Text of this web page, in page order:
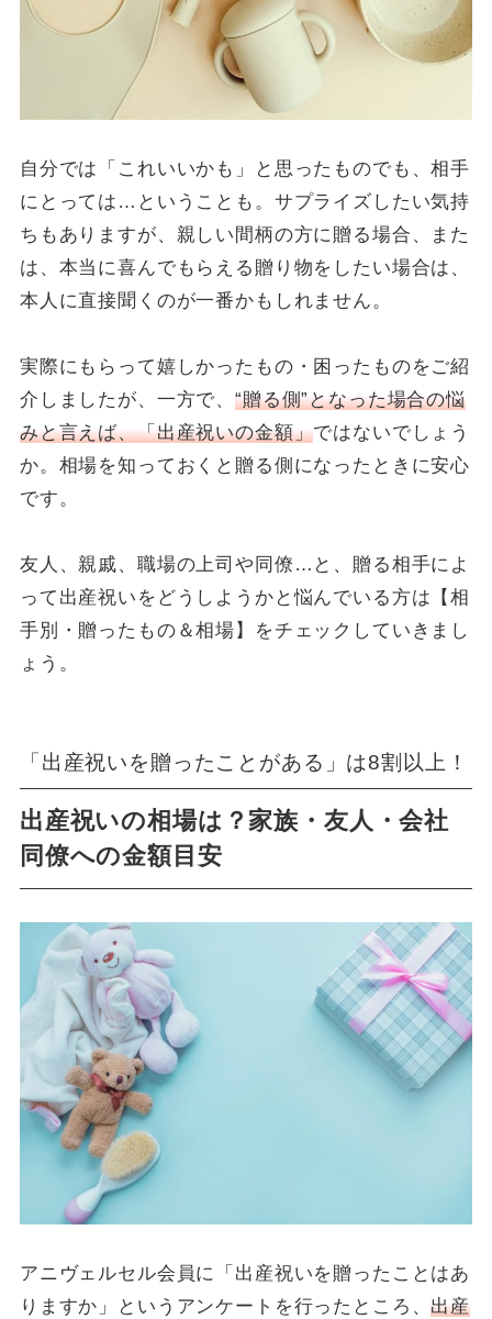
自分では「これいいかも」と思ったものでも、相手
にとっては…ということも。サプライズしたい気持
ちもありますが、親しい間柄の方に贈る場合、また
は、本当に喜んでもらえる贈り物をしたい場合は、
本人に直接聞くのが一番かもしれません。
実際にもらって嬉しかったもの・困ったものをご紹
介しましたが、一方で、“贈る側”となった場合の悩
みと言えば、「出産祝いの金額」ではないでしょう
か。相場を知っておくと贈る側になったときに安心
です。
友人、親戚、職場の上司や同僚…と、贈る相手によ
って出産祝いをどうしようかと悩んでいる方は【相
手別・贈ったもの＆相場】をチェックしていきまし
ょう。
「出産祝いを贈ったことがある」は8割以上！
出産祝いの相場は？家族・友人・会社
同僚への金額目安
アニヴェルセル会員に「出産祝いを贈ったことはあ
りますか」というアンケートを行ったところ、出産